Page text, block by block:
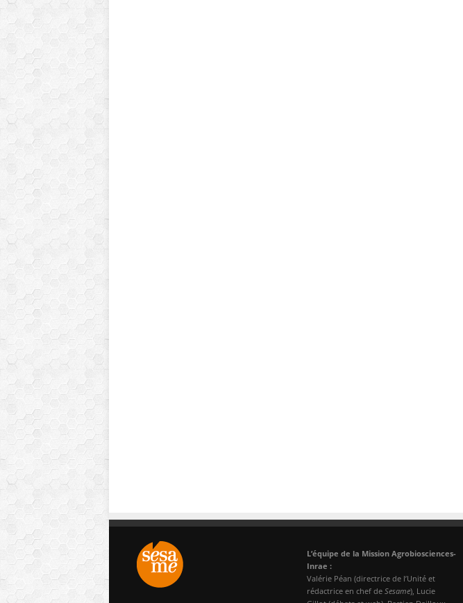
L’équipe de la Mission Agrobiosciences-
Inrae :
Valérie Péan (directrice de l’Unité et
rédactrice en chef de Sesame), Lucie